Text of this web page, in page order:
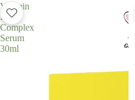
Vitamin
B
Complex
Serum
30ml